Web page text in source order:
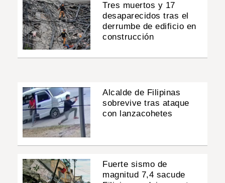
Tres muertos y 17
desaparecidos tras el
derrumbe de edificio en
construcción
Alcalde de Filipinas
sobrevive tras ataque
con lanzacohetes
Fuerte sismo de
magnitud 7,4 sacude